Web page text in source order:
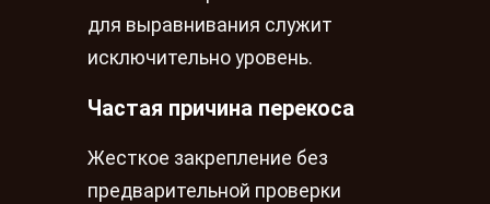
для выравнивания служит
исключительно уровень.
Частая причина перекоса
Жесткое закрепление без
предварительной проверки